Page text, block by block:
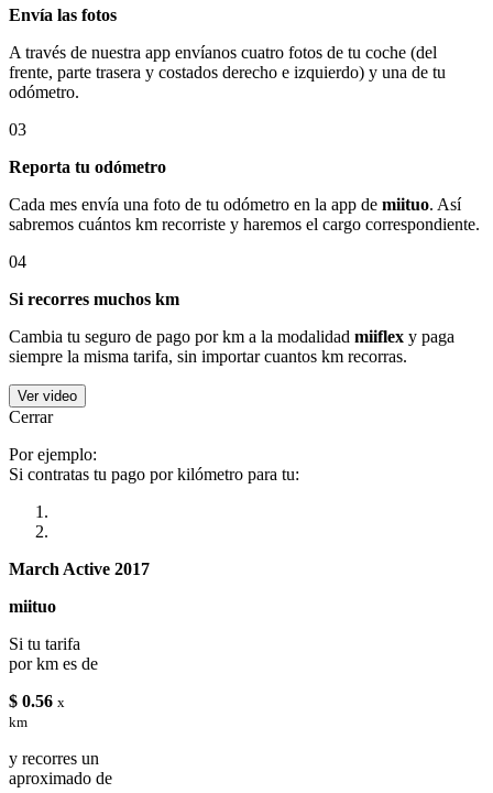
Envía las fotos
A través de nuestra app envíanos cuatro fotos de tu coche (del
frente, parte trasera y costados derecho e izquierdo) y una de tu
odómetro.
03
Reporta tu odómetro
Cada mes envía una foto de tu odómetro en la app de miituo. Así
sabremos cuántos km recorriste y haremos el cargo correspondiente.
04
Si recorres muchos km
Cambia tu seguro de pago por km a la modalidad miiflex y paga
siempre la misma tarifa, sin importar cuantos km recorras.
Ver video
Cerrar
Por ejemplo:
Si contratas tu pago por kilómetro para tu:
March Active 2017
miituo
Si tu tarifa
por km es de
$ 0.56 x
km
y recorres un
aproximado de